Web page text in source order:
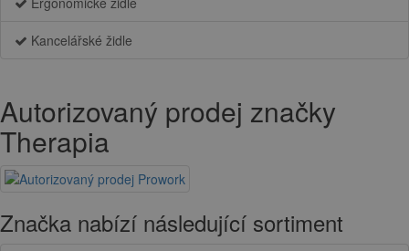
Kancelářské židle
Autorizovaný prodej značky
Therapia
Značka nabízí následující sortiment